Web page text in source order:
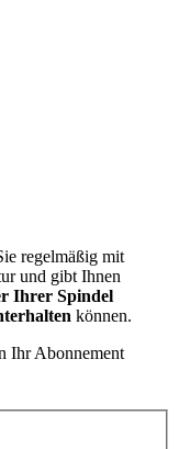
regelmäßig mit
und gibt Ihnen
Ihrer Spindel
können.
Ihr Abonnement